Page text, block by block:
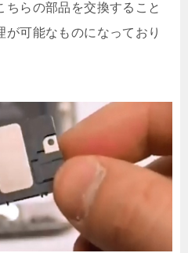
ちらの部品を交換すること
可能なものになっており